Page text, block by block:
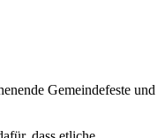
Gemeindefeste und